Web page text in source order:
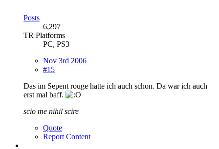
Posts
6,297
TR Platforms
PC, PS3
Nov 3rd 2006
#15
Das im Sepent rouge hatte ich auch schon. Da war ich auch
erst mal baff.
scio me nihil scire
Quote
Report Content